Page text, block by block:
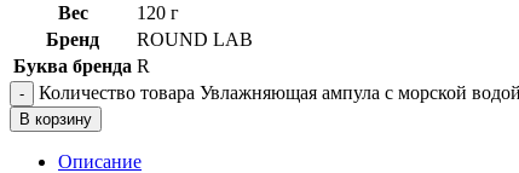
Вес
120 г
Бренд
ROUND LAB
Буква бренда R
Количество товара Увлажняющая ампула с морской
В корзину
Описание